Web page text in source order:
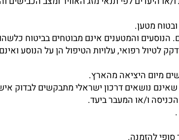
מטען.
הנוסעים והמטענים אינם מבוטחים בביטוח
לטיול רפואי, עלויות הטיפול הן על הנוסע
שאינם נושאים דרכון ישראלי מתבקשים לבדוק
ו/או המעבר ביעד.